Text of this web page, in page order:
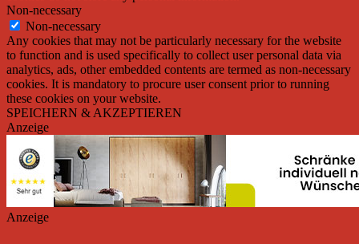
Non-necessary
Non-necessary
Any cookies that may not be particularly necessary for the website
to function and is used specifically to collect user personal data via
analytics, ads, other embedded contents are termed as non-necessary
cookies. It is mandatory to procure user consent prior to running
these cookies on your website.
SPEICHERN & AKZEPTIEREN
Anzeige
Anzeige